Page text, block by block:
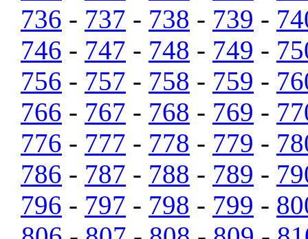
736 - 737 - 738 - 739 -
746 - 747 - 748 - 749 -
756 - 757 - 758 - 759 -
766 - 767 - 768 - 769 -
776 - 777 - 778 - 779 -
786 - 787 - 788 - 789 -
796 - 797 - 798 - 799 -